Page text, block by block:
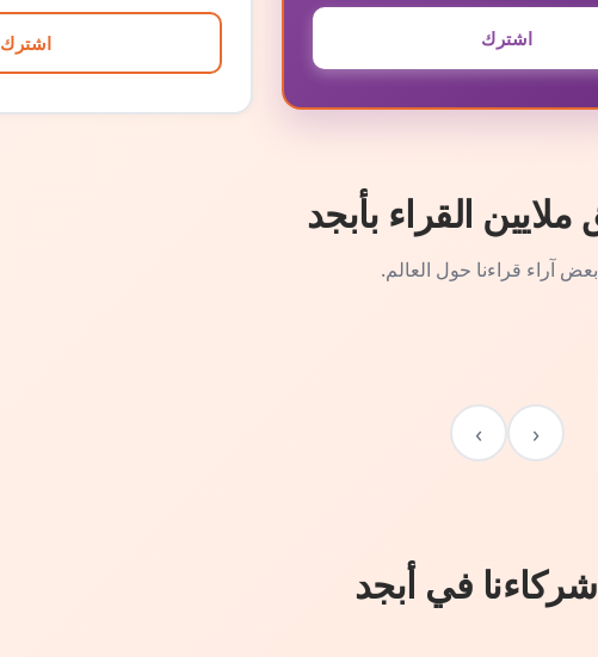
اشترك اشترك
ملايين القراء بأبجد
آراء قراءنا حول العالم.
‹
›
شركاءنا في أبجد